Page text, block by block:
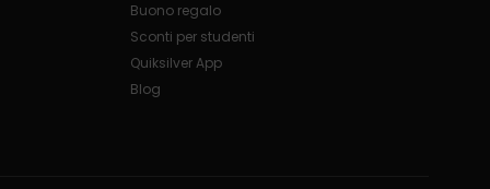
Buono regalo
Sconti per studenti
Quiksilver App
Blog